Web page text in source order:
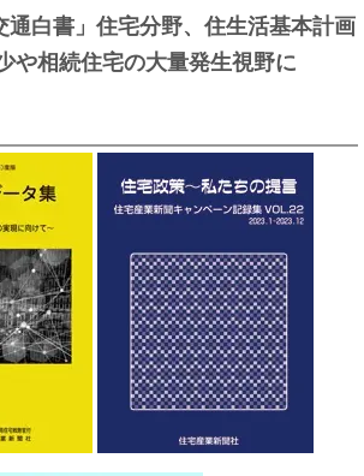
通白書」住宅分野、住生活基本計画
や相続住宅の大量発生視野に